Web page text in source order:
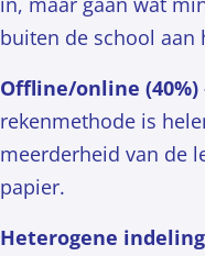
buiten de school aan
Offline/online (40%)
rekenmethode is
meerderheid van de
papier.
Heterogene